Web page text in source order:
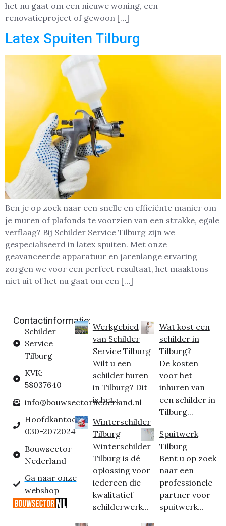
het nu gaat om een nieuwe woning, een
renovatieproject of gewoon […]
Latex Spuiten Tilburg
Ben je op zoek naar een snelle en efficiënte manier om
je muren of plafonds te voorzien van een strakke, egale
verflaag? Bij Schilder Service Tilburg zijn we
gespecialiseerd in latex spuiten. Met onze
geavanceerde apparatuur en jarenlange ervaring
zorgen we voor een perfect resultaat, het maaktons
niet uit of het nu gaat om een […]
Contactinformatie:
Schilder
Service
Tilburg
KVK:
58037640
info@bouwsectornederland.nl
Hoofdkantoor:
030-2072024
Bouwsector
Nederland
Ga naar onze
webshop
Werkgebied
van Schilder
Service Tilburg
Wilt u een
schilder huren
in Tilburg? Dit
is het...
Winterschilder
Tilburg
Winterschilder
Tilburg is dé
oplossing voor
iedereen die
kwalitatief
schilderwerk...
Wat kost een
schilder in
Tilburg?
De kosten
voor het
inhuren van
een schilder in
Tilburg...
Spuitwerk
Tilburg
Bent u op zoek
naar een
professionele
partner voor
spuitwerk...